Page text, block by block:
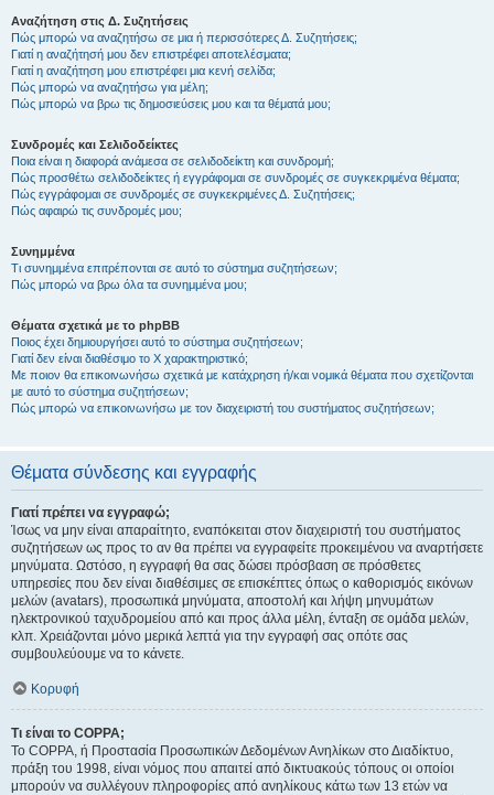
Αναζήτηση στις Δ. Συζητήσεις
Πώς μπορώ να αναζητήσω σε μια ή περισσότερες Δ. Συζητήσεις;
Γιατί η αναζήτησή μου δεν επιστρέφει αποτελέσματα;
Γιατί η αναζήτηση μου επιστρέφει μια κενή σελίδα;
Πώς μπορώ να αναζητήσω για μέλη;
Πώς μπορώ να βρω τις δημοσιεύσεις μου και τα θέματά μου;
Συνδρομές και Σελιδοδείκτες
Ποια είναι η διαφορά ανάμεσα σε σελιδοδείκτη και συνδρομή;
Πώς προσθέτω σελιδοδείκτες ή εγγράφομαι σε συνδρομές σε συγκεκριμένα θέματα;
Πώς εγγράφομαι σε συνδρομές σε συγκεκριμένες Δ. Συζητήσεις;
Πώς αφαιρώ τις συνδρομές μου;
Συνημμένα
Τι συνημμένα επιτρέπονται σε αυτό το σύστημα συζητήσεων;
Πώς μπορώ να βρω όλα τα συνημμένα μου;
Θέματα σχετικά με το phpBB
Ποιος έχει δημιουργήσει αυτό το σύστημα συζητήσεων;
Γιατί δεν είναι διαθέσιμο το Χ χαρακτηριστικό;
Με ποιον θα επικοινωνήσω σχετικά με κατάχρηση ή/και νομικά θέματα που σχετίζονται
με αυτό το σύστημα συζητήσεων;
Πώς μπορώ να επικοινωνήσω με τον διαχειριστή του συστήματος συζητήσεων;
Θέματα σύνδεσης και εγγραφής
Γιατί πρέπει να εγγραφώ;
Ίσως να μην είναι απαραίτητο, εναπόκειται στον διαχειριστή του συστήματος
συζητήσεων ως προς το αν θα πρέπει να εγγραφείτε προκειμένου να αναρτήσετε
μηνύματα. Ωστόσο, η εγγραφή θα σας δώσει πρόσβαση σε πρόσθετες
υπηρεσίες που δεν είναι διαθέσιμες σε επισκέπτες όπως ο καθορισμός εικόνων
μελών (avatars), προσωπικά μηνύματα, αποστολή και λήψη μηνυμάτων
ηλεκτρονικού ταχυδρομείου από και προς άλλα μέλη, ένταξη σε ομάδα μελών,
κλπ. Χρειάζονται μόνο μερικά λεπτά για την εγγραφή σας οπότε σας
συμβουλεύουμε να το κάνετε.
Κορυφή
Τι είναι το COPPA;
Το COPPA, ή Προστασία Προσωπικών Δεδομένων Ανηλίκων στο Διαδίκτυο,
πράξη του 1998, είναι νόμος που απαιτεί από δικτυακούς τόπους οι οποίοι
μπορούν να συλλέγουν πληροφορίες από ανηλίκους κάτω των 13 ετών να